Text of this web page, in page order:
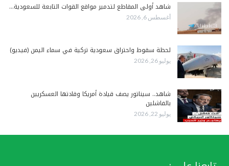
شاهد أولى المقاطع لتدمير مواقع القوات التابعة للسعودية…
أغسطس 6, 2026
لحظة سقوط واحتراق سعودية تركية في سماء اليمن (فيديو)
يوليو 26, 2026
شاهد.. سيناتور يصف قيادة أمريكا وقادتها العسكريين
بالفاشلين
يوليو 22, 2026